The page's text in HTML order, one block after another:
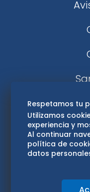
Respetamos tu
Utilizamos
experiencia y
Al continuar
política de
datos